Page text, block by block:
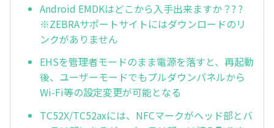
Android EMDKはどこから入手出来ますか？? ?
※ZEBRAサポートサイトにはダウンロードのリ
ンクがありません
EHSを管理者モードのまま電源を落すと、再起動
後、ユーザーモードでもプルダウンパネルから
Wi-Fi等の設定変更が可能となる
TC52X/TC52axには、NFCマークがヘッド部とバ